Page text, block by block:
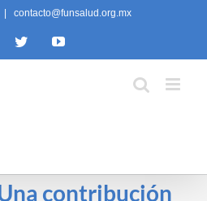
contacto@funsalud.org.mx
TwitterYouTube
contribución